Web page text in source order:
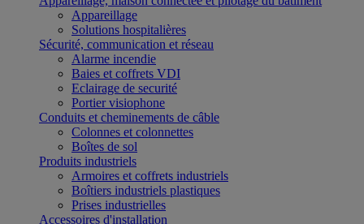
Appareillage
Solutions hospitalières
Sécurité, communication et réseau
Alarme incendie
Baies et coffrets VDI
Eclairage de securité
Portier visiophone
Conduits et cheminements de câble
Colonnes et colonnettes
Boîtes de sol
Produits industriels
Armoires et coffrets industriels
Boîtiers industriels plastiques
Prises industrielles
Accessoires d'installation